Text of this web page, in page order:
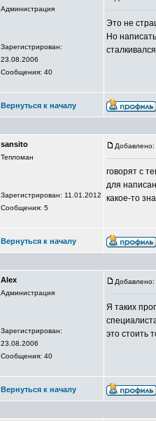
Администрация
Зарегистрирован:
23.08.2006
Сообщения: 40
Это не
Но
Вернуться к началу
sansito
Тепломан
Зарегистрирован: 11.01.2012
Сообщения: 5
Добавлено:
говорят с
для
какое-то
Вернуться к началу
Alex
Администрация
Зарегистрирован:
23.08.2006
Сообщения: 40
Я таких
это стоить
Вернуться к началу